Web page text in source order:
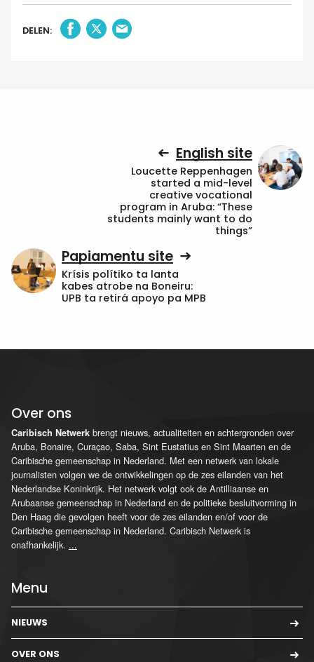
DELEN:
English site
Loucette Reppenhagen
started a mid-level
creative vocational
program in Aruba: “These
students mainly want to do
things”
Papiamentu site
Krísis polítiko ta lanta
kabes atrobe na Boneiru:
UPB ta retirá apoyo pa MPB
Over ons
Caribisch Netwerk brengt nieuws, actualiteiten en achtergronden over
Aruba, Bonaire, Curaçao, Saba, Sint Eustatius en Sint Maarten en de
Caribische gemeenschap in Nederland. Met een netwerk van lokale
journalisten volgen we de ontwikkelingen op de zes eilanden van het
Nederlandse Koninkrijk. Het netwerk volgt ook de Antilliaanse en
Arubaanse gemeenschap in Nederland en de politieke besluitvorming in
Den Haag die gevolgen heeft voor de zes eilanden en/of voor de
Caribische gemeenschap in Nederland. Caribisch Netwerk is
onafhankelijk. ...
Menu
NIEUWS
OVER ONS